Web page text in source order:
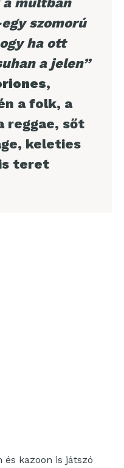
szomorú
ha ott
a jelen”
,
a folk, a
reggae, sőt
keleties
teret
kazoon is játszó